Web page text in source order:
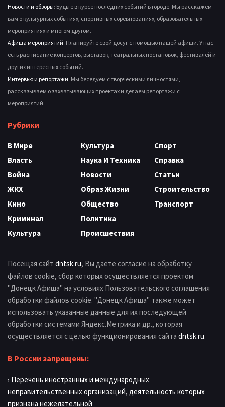
Новости и обзоры: Будьте в курсе последних событий в городе. Мы расскажем
вам о культурных событиях, спортивных соревнованиях, образовательных
мероприятиях и многом другом.
Афиша мероприятий :Планируйте свой досуг с помощью нашей афиши. У нас
есть расписание концертов, выставок, театральных постановок, фестивалей и
других интересных событий.
Интервью и репортажи: Мы беседуем с творческими личностями,
рассказываем о захватывающих проектах и делаем репортажи с
мероприятий.
Рубрики
В Мире
Власть
Война
ЖКХ
Кино
Криминал
Культура
Культура
Наука И Техника
Новости
Образ Жизни
Общество
Политика
Происшествия
Спорт
Справка
Статьи
Строительство
Транспорт
Посещая сайт dntsk.ru, Вы даете согласие на обработку
файлов cookie, сбор которых осуществляется проектом
"Донецк Афиша" на условиях Пользовательского соглашения
обработки файлов cookie. "Донецк Афиша" также может
использовать указанные данные для их последующей
обработки системами Яндекс.Метрика и др., которая
осуществляется с целью функционирования сайта dntsk.ru.
В России запрещены:
› Перечень иностранных и международных
неправительственных организаций, деятельность которых
признана нежелательной